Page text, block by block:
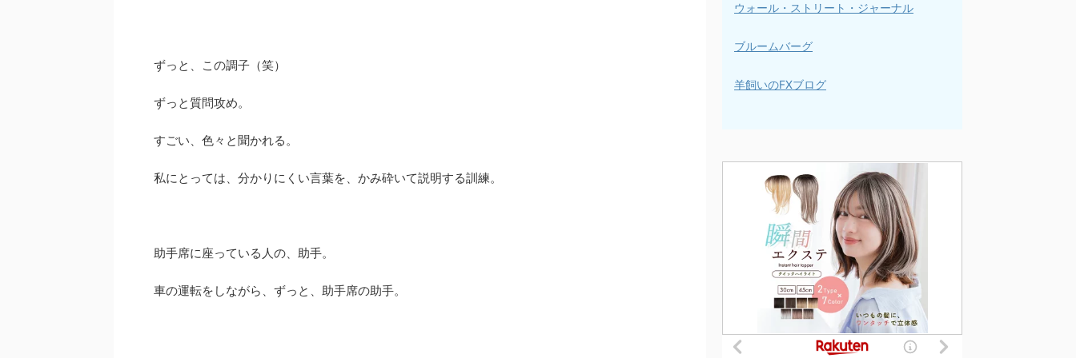
ずっと、この調子（笑）
ずっと質問攻め。
すごい、色々と聞かれる。
私にとっては、分かりにくい言葉を、かみ砕いて説明する訓練。
助手席に座っている人の、助手。
車の運転をしながら、ずっと、助手席の助手。
ウォール・ストリート・ジャーナル
ブルームバーグ
羊飼いのFXブログ